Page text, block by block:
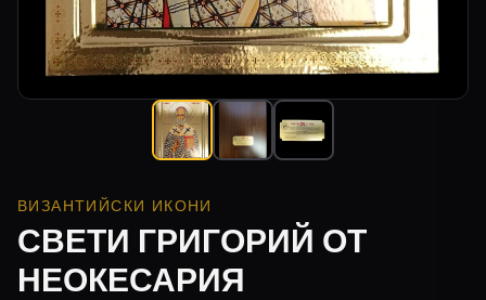
ВИЗАНТИЙСКИ ИКОНИ
СВЕТИ ГРИГОРИЙ ОТ
НЕОКЕСАРИЯ